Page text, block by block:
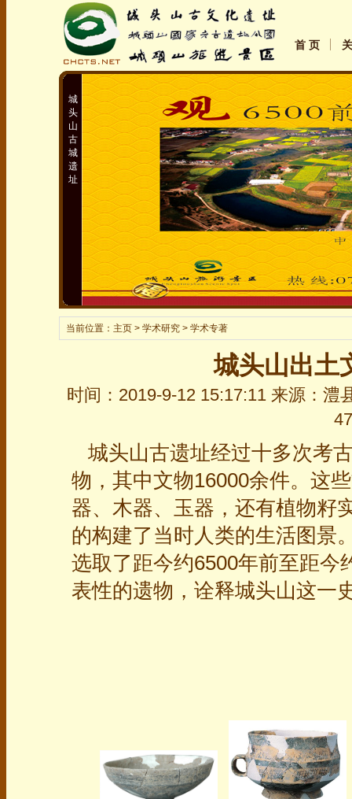
首 页
城
头
山
古
城
遗
址
当前位置： 主页> 学术研究 > 学术专著
城头山出土
时间：2019-9-12 15:17:11 来源：澧
城头山古遗址经过十多次考
物，其中文物16000余件。这
器、木器、玉器，还有植物籽
的构建了当时人类的生活图景
选取了距今约6500年前至距今
表性的遗物，诠释城头山这一